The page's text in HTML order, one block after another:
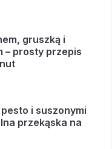
gruszką i
– prosty przepis
i suszonymi
przekąska na